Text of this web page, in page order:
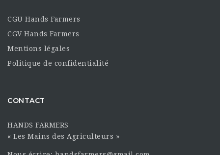
CGU Hands Farmers
CGV Hands Farmers
Mentions légales
Politique de confidentialité
CONTACT
HANDS FARMERS
« Les Mains des Agriculteurs »